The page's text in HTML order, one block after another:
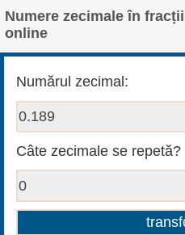
Numere zecimale în
online
Numărul zecimal:
Câte zecimale se repetă?